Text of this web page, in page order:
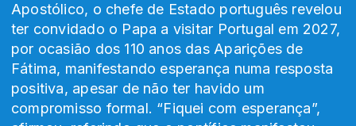
Apostólico, o chefe de Estado português revelou
ter convidado o Papa a visitar Portugal em 2027,
por ocasião dos 110 anos das Aparições de
Fátima, manifestando esperança numa resposta
positiva, apesar de não ter havido um
compromisso formal. “Fiquei com esperança”,